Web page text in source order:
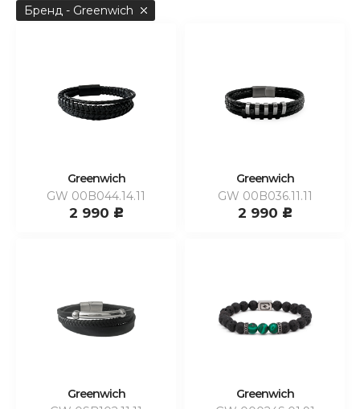
Бренд - Greenwich
Greenwich
GW 00B044.14.11
2 990 c
Greenwich
GW 00B036.11.11
2 990 c
Greenwich
Greenwich